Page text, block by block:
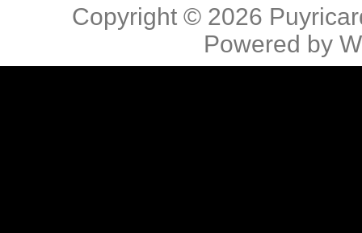
Copyright © 2026
Powered by